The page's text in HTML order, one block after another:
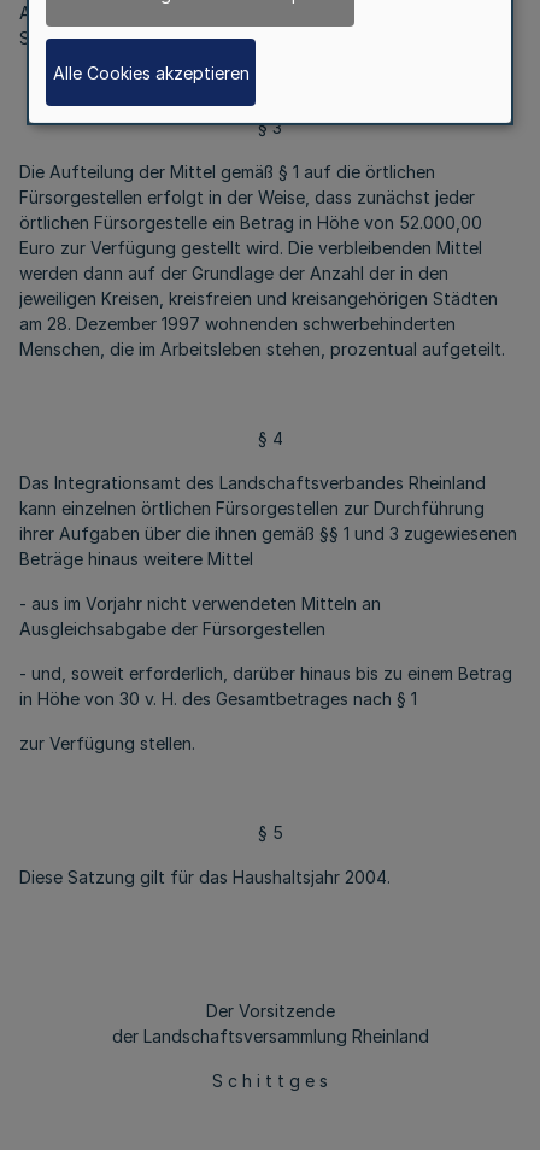
Ausgleichsfonds beim Bundesminister für Gesundheit und
Soziale Sicherung zustehenden Anteils.
§ 3
Die Aufteilung der Mittel gemäß § 1 auf die örtlichen
Fürsorgestellen erfolgt in der Weise, dass zunächst jeder
örtlichen Fürsorgestelle ein Betrag in Höhe von 52.000,00
Euro zur Verfügung gestellt wird. Die verbleibenden Mittel
werden dann auf der Grundlage der Anzahl der in den
jeweiligen Kreisen, kreisfreien und kreisangehörigen Städten
am 28. Dezember 1997 wohnenden schwerbehinderten
Menschen, die im Arbeitsleben stehen, prozentual aufgeteilt.
§ 4
Das Integrationsamt des Landschaftsverbandes Rheinland
kann einzelnen örtlichen Fürsorgestellen zur Durchführung
ihrer Aufgaben über die ihnen gemäß §§ 1 und 3 zugewiesenen
Beträge hinaus weitere Mittel
- aus im Vorjahr nicht verwendeten Mitteln an
Ausgleichsabgabe der Fürsorgestellen
- und, soweit erforderlich, darüber hinaus bis zu einem Betrag
in Höhe von 30 v. H. des Gesamtbetrages nach § 1
zur Verfügung stellen.
§ 5
Diese Satzung gilt für das Haushaltsjahr 2004.
Der Vorsitzende
der Landschaftsversammlung Rheinland
S c h i t t g e s
Alle Cookies akzeptieren